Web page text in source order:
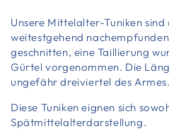
Unsere Mittelalter-Tuniken sind
weitestgehend
geschnitten, eine Taillierung
Gürtel vorgenommen. Die
ungefähr dreiviertel des Armes.
Diese Tuniken eignen sich
Spätmittelalterdarstellung.